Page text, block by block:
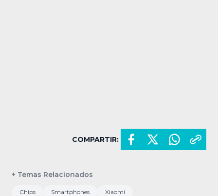
COMPARTIR:
+ Temas Relacionados
Chips Smartphones Xiaomi